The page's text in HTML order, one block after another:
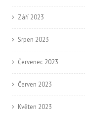
Září 2023
Srpen 2023
Červenec 2023
Červen 2023
Květen 2023